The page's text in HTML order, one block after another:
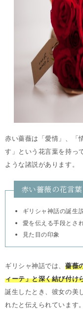
赤い薔薇は「愛情」、「
す」という花言葉を持っ
ような諸説があります。
赤い薔薇の花言
ギリシャ神話の誕生
愛を伝える手段とさ
見た目の印象
ギリシャ神話では、 薔薇
ィーテ」と深く結び付け
誕生したとき、彼女の美
れたと伝えられています